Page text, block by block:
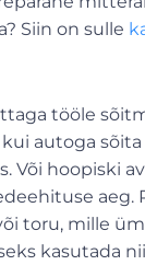
Siin on sulle
tööle
autoga
Või hoopiski
aeg.
toru, mille
kasutada